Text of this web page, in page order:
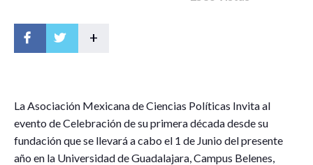
+
La Asociación Mexicana de Ciencias Políticas Invita al
evento de Celebración de su primera década desde su
fundación que se llevará a cabo el 1 de Junio del presente
año en la Universidad de Guadalajara, Campus Belenes,